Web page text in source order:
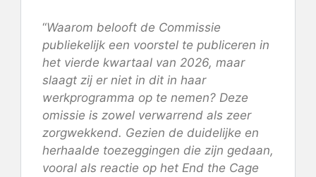
“Waarom belooft de Commissie
publiekelijk een voorstel te publiceren in
het vierde kwartaal van 2026, maar
slaagt zij er niet in dit in haar
werkprogramma op te nemen? Deze
omissie is zowel verwarrend als zeer
zorgwekkend. Gezien de duidelijke en
herhaalde toezeggingen die zijn gedaan,
vooral als reactie op het End the Cage